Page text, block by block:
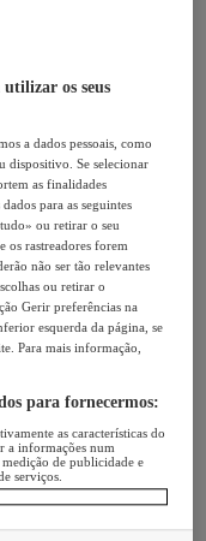
os seus
a dados pessoais, como
dispositivo. Se selecionar
as finalidades
para as seguintes
ou retirar o seu
os rastreadores forem
não ser tão relevantes
ou retirar o
Gerir preferências na
esquerda da página, se
Para mais informação,
para fornecermos:
as características do
a informações num
de publicidade e
serviços.